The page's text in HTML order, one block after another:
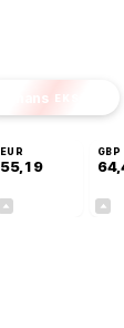
Finans EKSTRA
EUR
55,19
GBP